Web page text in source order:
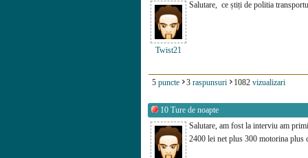
Twist21
Salutare, ce știți de politia
5 puncte 3 raspunsuri 1082 vizualizari
10 Ture de noapte
Salutare, am fost la interviu am
2400 lei net plus 300 motorina plus